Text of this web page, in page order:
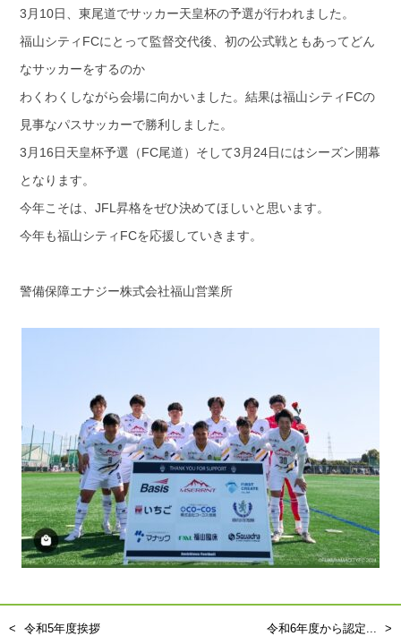
3月10日、東尾道でサッカー天皇杯の予選が行われました。
福山シティFCにとって監督交代後、初の公式戦ともあってどん
なサッカーをするのか
わくわくしながら会場に向かいました。結果は福山シティFCの
見事なパスサッカーで勝利しました。
3月16日天皇杯予選（FC尾道）そして3月24日にはシーズン開幕
となります。
今年こそは、JFL昇格をぜひ決めてほしいと思います。
今年も福山シティFCを応援していきます。
警備保障エナジー株式会社福山営業所
令和5年度挨拶 令和6年度から認定...